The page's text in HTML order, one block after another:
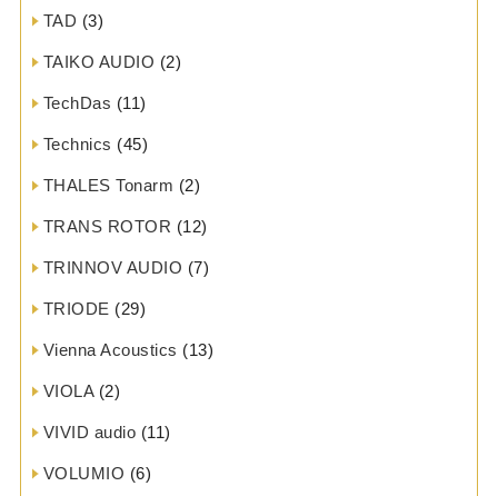
TAD (3)
TAIKO AUDIO (2)
TechDas (11)
Technics (45)
THALES Tonarm (2)
TRANS ROTOR (12)
TRINNOV AUDIO (7)
TRIODE (29)
Vienna Acoustics (13)
VIOLA(2)
VIVID audio (11)
VOLUMIO (6)